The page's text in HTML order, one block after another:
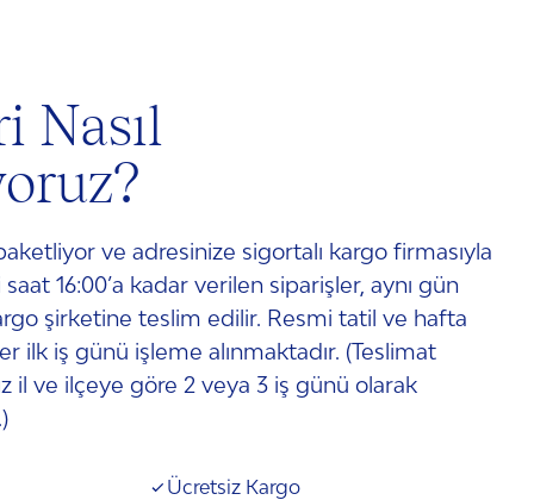
ürünün değerinde veya
neden olmamaktadır.
Nasıl
ve adresinize sigortalı kargo firmasıyla
16:00’a kadar verilen siparişler, aynı gün
şirketine teslim edilir. Resmi tatil ve hafta
ilk iş günü işleme alınmaktadır. (Teslimat
il ve ilçeye göre 2 veya 3 iş günü olarak
Ücretsiz Kargo